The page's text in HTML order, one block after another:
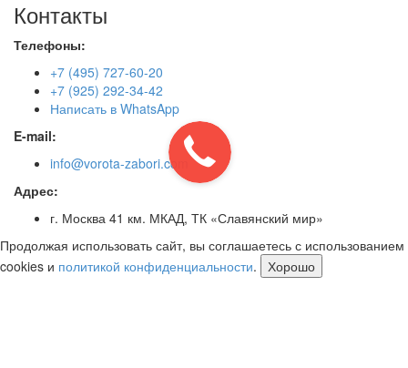
Контакты
Телефоны:
+7 (495) 727-60-20
+7 (925) 292-34-42
Написать в WhatsApp
E-mail:
info@vorota-zabori.com
Адрес:
г. Москва 41 км. МКАД, ТК «Славянский мир»
Продолжая использовать сайт, вы соглашаетесь с использованием
cookies и политикой конфиденциальности. Хорошо